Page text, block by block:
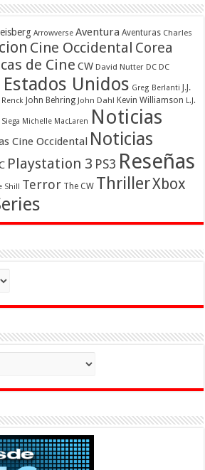
Arrowverse Aventura Aventuras Charles
Cine Occidental Corea
de Cine CW David Nutter DC DC
Estados Unidos Greg Berlanti
J.J.
Renck John Behring John Dahl Kevin Williamson L.J.
Michelle MacLaren Noticias
Cine Occidental Noticias
Playstation 3 PS3 Reseñas
Shill Terror The CW ThrillerXbox